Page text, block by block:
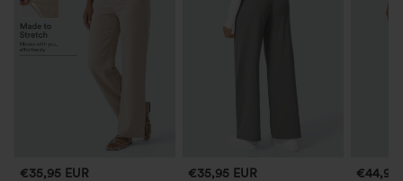
€35,95 EUR €35,95 EUR €44,95